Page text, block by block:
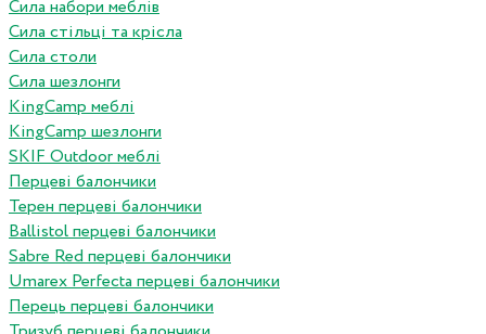
Сила набори меблів
Сила стільці та крісла
Сила столи
Сила шезлонги
KingCamp меблі
KingCamp шезлонги
SKIF Outdoor меблі
Перцеві балончики
Терен перцеві балончики
Ballistol перцеві балончики
Sabre Red перцеві балончики
Umarex Perfecta перцеві балончики
Перець перцеві балончики